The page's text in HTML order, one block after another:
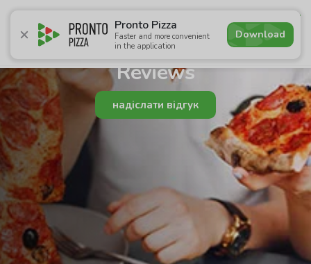
Pronto Pizza
Faster and more convenient
in the application
Download
4.7
Promotions Pizza Sushi Breakfasts
Reviews
надіслати відгук